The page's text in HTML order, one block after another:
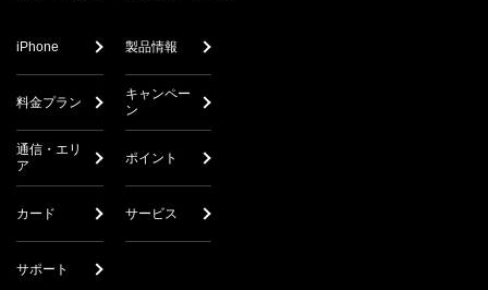
iPhone 製品情報
料金プラン
キャンペー
ン
通信・エリ
ア
ポイント
カード サービス
サポート